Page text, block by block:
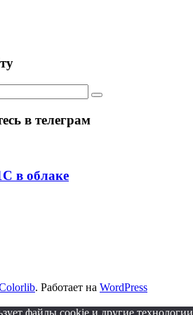
в телеграм
в облаке
. Работает на WordPress
файлы cookie и другие